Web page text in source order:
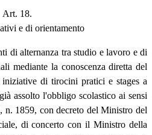
Art. 18.
e di orientamento
di alternanza tra studio e lavoro e di
mediante la conoscenza diretta del
di tirocini pratici e stages a
assolto l'obbligo scolastico ai sensi
n. 1859, con decreto del Ministro del
di concerto con il Ministro della